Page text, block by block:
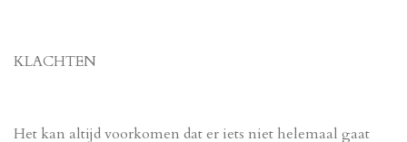
KLACHTEN
Het kan altijd voorkomen dat er iets niet helemaal gaat